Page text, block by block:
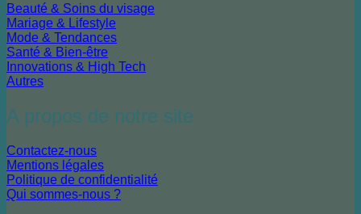
Beauté & Soins du visage
Mariage & Lifestyle
Mode & Tendances
Santé & Bien-être
Innovations & High Tech
Autres
A propos de notre site
Contactez-nous
Mentions légales
Politique de confidentialité
Qui sommes-nous ?